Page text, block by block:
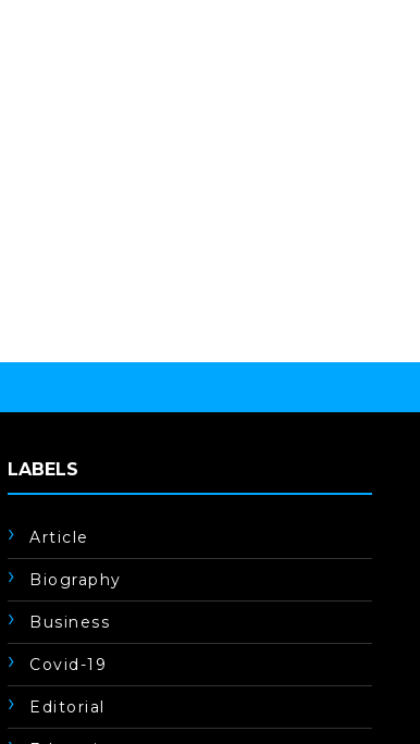
LABELS
Article
Biography
Business
Covid-19
Editorial